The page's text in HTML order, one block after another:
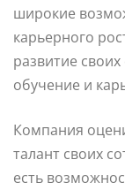
широкие
карьерного
развитие
обучение и
Компания
талант своих
есть